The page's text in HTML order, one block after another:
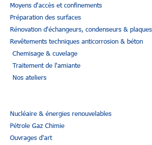
Moyens d'accès et confinements
Préparation des surfaces
Rénovation d'échangeurs, condenseurs &
Revêtements techniques anticorrosion & béton
Chemisage & cuvelage
Traitement de l'amiante
Nos ateliers
Nucléaire & énergies renouvelables
Pétrole Gaz Chimie
Ouvrages d'art